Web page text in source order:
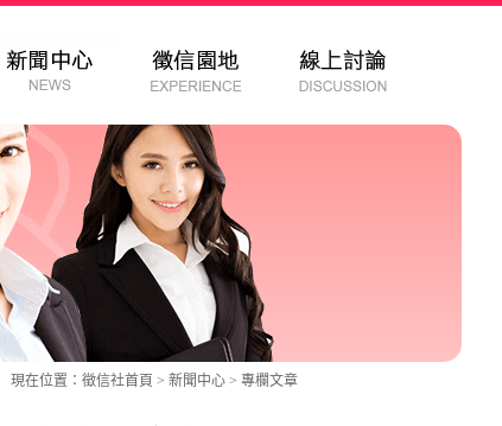
現在位置： 徵信社首頁 > 新聞中心 > 專欄文章